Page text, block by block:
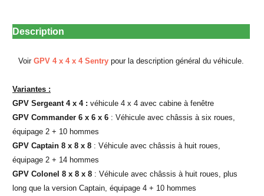
Description
Voir GPV 4 x 4 x 4 Sentry pour la description général du véhicule.
Variantes :
GPV Sergeant 4 x 4 : véhicule 4 x 4 avec cabine à fenêtre
GPV Commander 6 x 6 x 6 : Véhicule avec châssis à six roues,
équipage 2 + 10 hommes
GPV Captain 8 x 8 x 8 : Véhicule avec châssis à huit roues,
équipage 2 + 14 hommes
GPV Colonel 8 x 8 x 8 : Véhicule avec châssis à huit roues, plus
long que la version Captain, équipage 4 + 10 hommes